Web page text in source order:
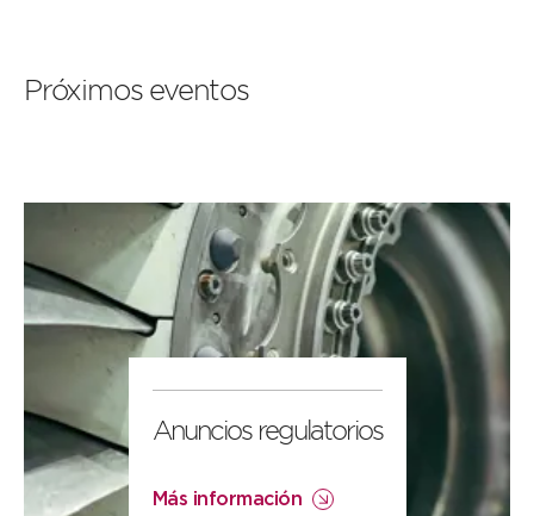
Próximos eventos
Anuncios regulatorios
Más información